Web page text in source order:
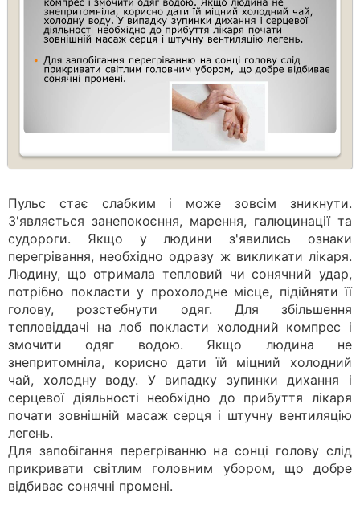
Пульс стає слабким і може зовсім зникнути.
З'являється занепокоєння, марення, галюцинації та
судороги. Якщо у людини з'явились ознаки
перегрівання, необхідно одразу ж викликати лікаря.
Людину, що отримала тепловий чи сонячний удар,
потрібно покласти у прохолодне місце, підійняти її
голову, розстебнути одяг. Для збільшення
тепловіддачі на лоб покласти холодний компрес і
змочити одяг водою. Якщо людина не
знепритомніла, корисно дати їй міцний холодний
чай, холодну воду. У випадку зупинки дихання і
серцевої діяльності необхідно до прибуття лікаря
почати зовнішній масаж серця і штучну вентиляцію
легень.
Для запобігання перегріванню на сонці голову слід
прикривати світлим головним убором, що добре
відбиває сонячні промені.